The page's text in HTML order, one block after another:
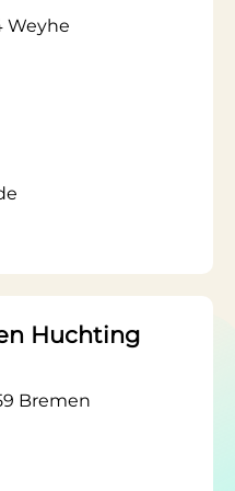
Weyhe
Huchting
Bremen